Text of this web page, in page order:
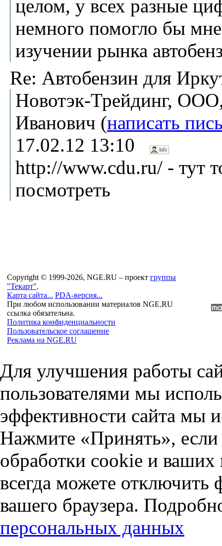
целом, у всех разные
немного помогло бы
изучении рынка
Re: Автобензин для
Новотэк-Трейдинг,
Иванович (написать
17.02.12 13:10
http://www.cdu.ru/ - тут
посмотреть
Copyright © 1999-2026, NGE.RU – проект группы
"Текарт".
Карта сайта... PDA-версия...
При любом использовании материалов NGE.RU
ссылка обязательна.
Политика конфиденциальности
Пользовательское соглашение
Реклама на NGE.RU
Для улучшения работы
пользователями мы
эффективности сайта мы
Нажмите «Принять», если
обработки cookie и
всегда можете отключить
вашего браузера.
персональных данных